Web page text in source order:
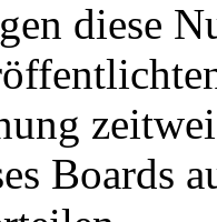
diese
Boards